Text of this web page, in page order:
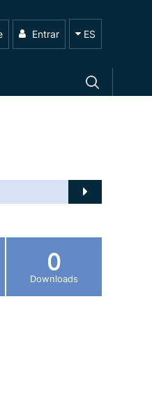
Entrar ES
0
Downloads